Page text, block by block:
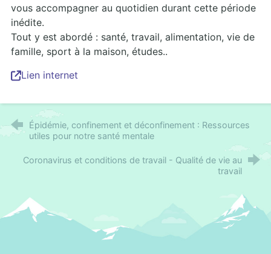
vous accompagner au quotidien durant cette période
inédite.
Tout y est abordé : santé, travail, alimentation, vie de
famille, sport à la maison, études..
Lien internet
Épidémie, confinement et déconfinement : Ressources
utiles pour notre santé mentale
Coronavirus et conditions de travail - Qualité de vie au
travail